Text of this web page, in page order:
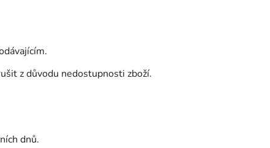
z důvodu nedostupnosti zboží.
dnů.